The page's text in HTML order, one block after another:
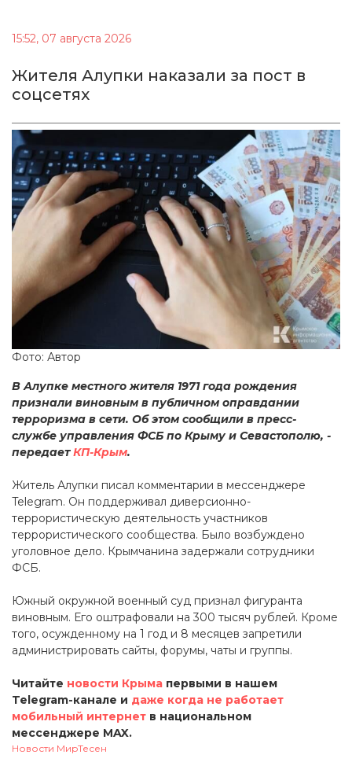
15:52, 07 августа 2026
Жителя Алупки наказали за пост в
соцсетях
Фото: Автор
В Алупке местного жителя 1971 года рождения
признали виновным в публичном оправдании
терроризма в сети. Об этом сообщили в пресс-
службе управления ФСБ по Крыму и Севастополю, -
передаетКП-Крым.
Житель Алупки писал комментарии в мессенджере
Telegram. Он поддерживал диверсионно-
террористическую деятельность участников
террористического сообщества. Было возбуждено
уголовное дело. Крымчанина задержали сотрудники
ФСБ.
Южный окружной военный суд признал фигуранта
виновным. Его оштрафовали на 300 тысяч рублей. Кроме
того, осужденному на 1 год и 8 месяцев запретили
администрировать сайты, форумы, чаты и группы.
Читайте новости Крыма первыми в нашем
Telegram-канале и даже когда не работает
мобильный интернет в национальном
мессенджере MAX.
Новости МирТесен